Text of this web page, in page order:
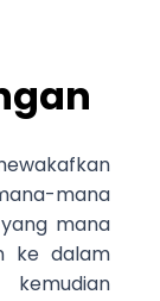
mana
mana
ke dalam